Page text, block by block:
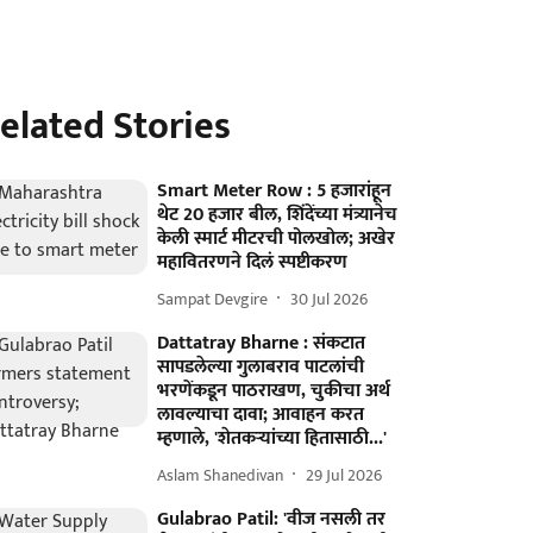
Stories
Smart Meter Row : 5 हजारांहून
थेट 20 हजार बील, शिंदेंच्या मंत्र्यानेच
केली स्मार्ट मीटरची पोलखोल; अखेर
महावितरणने दिलं स्पष्टीकरण
Sampat Devgire 30 Jul 2026
Dattatray Bharne : संकटात
सापडलेल्या गुलाबराव पाटलांची
भरणेंकडून पाठराखण, चुकीचा अर्थ
लावल्याचा दावा; आवाहन करत
म्हणाले, 'शेतकऱ्यांच्या हितासाठी...'
Aslam Shanedivan 29 Jul 2026
Gulabrao Patil: 'वीज नसली तर